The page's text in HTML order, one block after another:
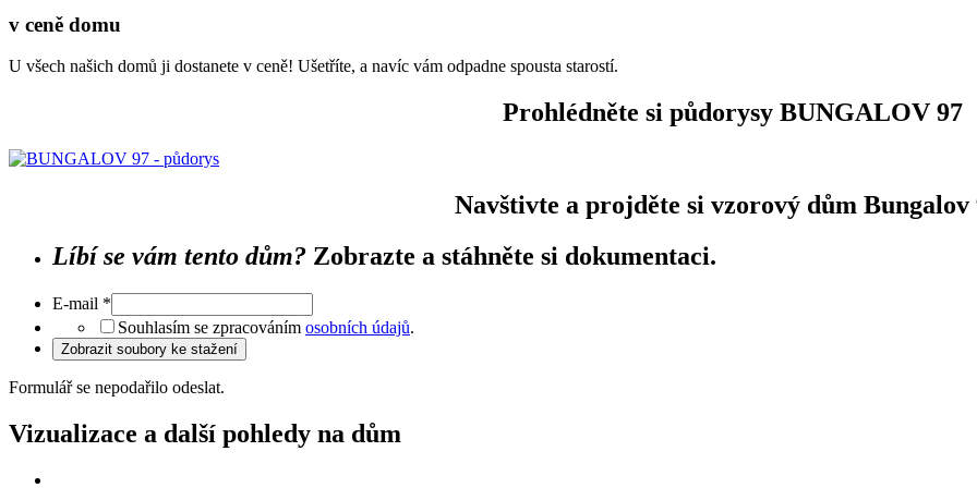
v ceně domu
U všech našich domů ji dostanete v ceně! Ušetříte, a navíc vám odpadne spousta starostí.
Prohlédněte si půdorysy BUNGALOV 97
Navštivte a projděte si vzorový dům Bungalov
Líbí se vám tento dům? Zobrazte a stáhněte si dokumentaci.
E-mail *
Souhlasím se zpracováním osobních údajů.
Zobrazit soubory ke stažení
Formulář se nepodařilo odeslat.
Vizualizace a další pohledy na dům